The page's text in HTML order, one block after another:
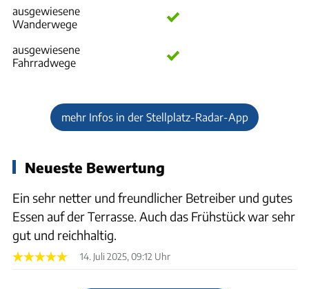
ausgewiesene
Wanderwege
ausgewiesene
Fahrradwege
mehr Infos in der Stellplatz-Radar-App
Neueste Bewertung
Ein sehr netter und freundlicher Betreiber und gutes
Essen auf der Terrasse. Auch das Frühstück war sehr
gut und reichhaltig.
14. Juli 2025, 09:12 Uhr